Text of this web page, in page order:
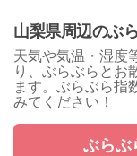
山梨県周辺のぶ
天気や気温・湿度
り、ぶらぶらとお
ます。ぶらぶら指
みてください！
ぶらぶ